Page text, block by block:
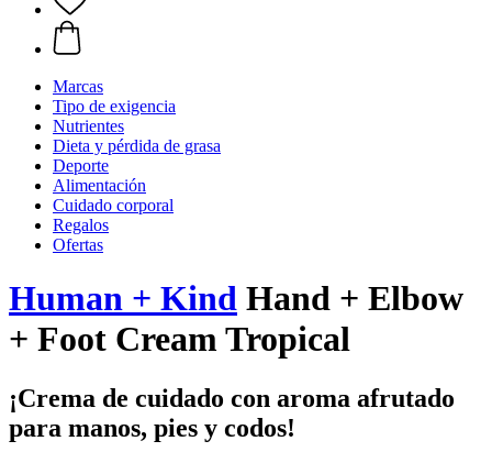
Marcas
Tipo de exigencia
Nutrientes
Dieta y pérdida de grasa
Deporte
Alimentación
Cuidado corporal
Regalos
Ofertas
Human + Kind Hand + Elbow
+ Foot Cream Tropical
¡Crema de cuidado con aroma afrutado
para manos, pies y codos!